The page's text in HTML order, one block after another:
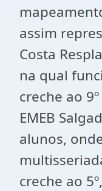
assim
Costa
na qual
creche ao
EMEB
alunos,
creche ao